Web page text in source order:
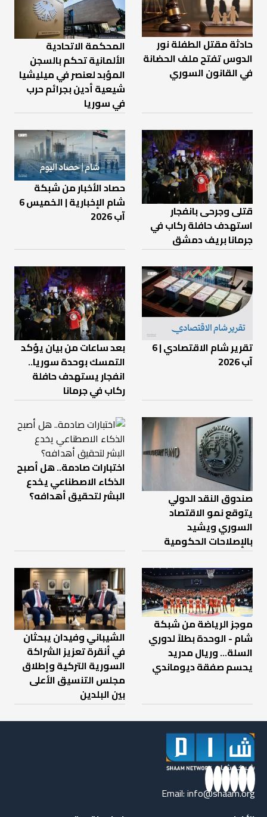
حادثة مقتل الطفلة نور
الدوس تفتح ملف الحضانة
في القانون السوري
المحكمة الاتحادية
الألمانية تحكم بالسجن
المؤبد لعنصر في ميليشيا
شيعية أدين بجرائم حرب
في سوريا
قتلى وجرحى بانفجار
استهدف حافلة ركاب في
جرمانا بريف دمشق
حصاد الأخبار من شبكة
شام الإخبارية | الخميس 6
آب 2026
تقرير شام الاقتصادي | 6
آب 2026
بعد ساعات من بيان يؤكد
التمسك بوحدة سوريا..
انفجار يستهدف حافلة
ركاب في جرمانا
صندوق النقد الدولي
يتوقع نمو الاقتصاد
السوري ويشيد
بالإصلاحات الحكومية
اختبارات صادمة.. هل أصبح
الذكاء الاصطناعي يخدع
البشر لتحقيق أهدافه؟
موجز الرياضة من شبكة
شام - الوحدة بطلاً لدوري
السلة... وريال مدريد
يحسم صفقة ديوماندي
الشيباني وفيدان يبحثان
في أنقرة تعزيز الشراكة
السورية التركية وإطلاق
مجلس التنسيق الأعلى
بين البلدين
Email:info@shaam.org